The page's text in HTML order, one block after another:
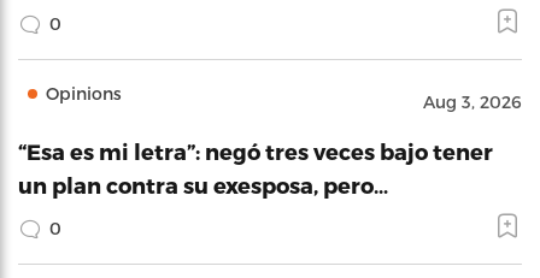
0
Opinions Aug 3, 2026
“Esa es mi letra”: negó tres veces bajo tener
un plan contra su exesposa, pero…
0